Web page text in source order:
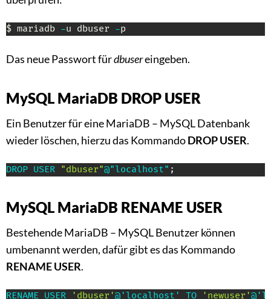
$ mariadb -u dbuser -p
Das neue Passwort fürdbusereingeben.
MySQL MariaDB DROP USER
Ein Benutzer für eine MariaDB – MySQL Datenbank
wieder löschen, hierzu das KommandoDROP USER.
DROP USER "dbuser"@"localhost" ;
MySQL MariaDB RENAME USER
Bestehende MariaDB – MySQL Benutzer können
umbenannt werden, dafür gibt es das Kommando
RENAME USER.
RENAME USER 'dbuser'@'localhost' TO 'newuser'